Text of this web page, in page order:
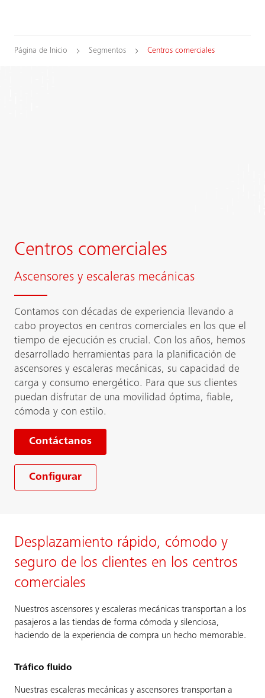
Página de Inicio Segmentos Centros comerciales
Centros comerciales
Ascensores y escaleras mecánicas
Contamos con décadas de experiencia llevando a
cabo proyectos en centros comerciales en los que el
tiempo de ejecución es crucial. Con los años, hemos
desarrollado herramientas para la planificación de
ascensores y escaleras mecánicas, su capacidad de
carga y consumo energético. Para que sus clientes
puedan disfrutar de una movilidad óptima, fiable,
cómoda y con estilo.
Contáctanos
Configurar
Desplazamiento rápido, cómodo y
seguro de los clientes en los centros
comerciales
Nuestros ascensores y escaleras mecánicas transportan a los
pasajeros a las tiendas de forma cómoda y silenciosa,
haciendo de la experiencia de compra un hecho memorable.
Tráfico fluido
Nuestras escaleras mecánicas y ascensores transportan a